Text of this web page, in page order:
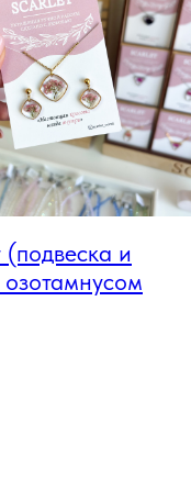
(подвеска и
озотамнусом